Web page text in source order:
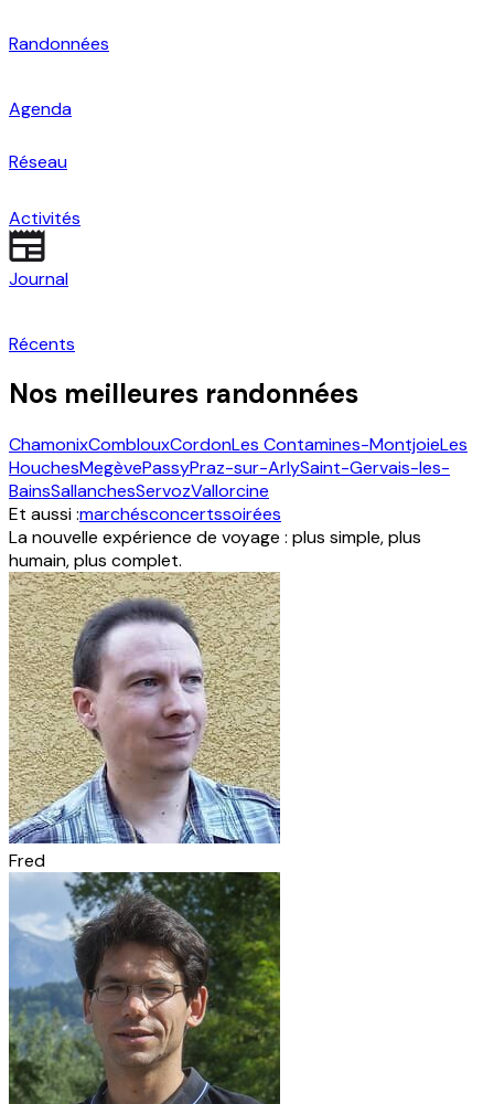
Randonnées
Agenda
Réseau
Activités
Journal
Récents
Nos meilleures randonnées
ChamonixComblouxCordonLes Contamines-MontjoieLes
HouchesMegèvePassyPraz-sur-ArlySaint-Gervais-les-
BainsSallanchesServozVallorcine
Et aussi :marchésconcertssoirées
La nouvelle expérience de voyage : plus simple, plus
humain, plus complet.
Fred